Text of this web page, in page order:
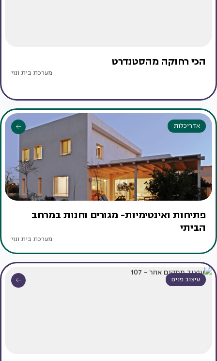
הכי רחוקה מהסטנדרט
מערכת בית ונוי
אדריכלות
פתיחות ואינטימיות- מגורים וחנות במרחב
הביתי
מערכת בית ונוי
עיצוב פנים